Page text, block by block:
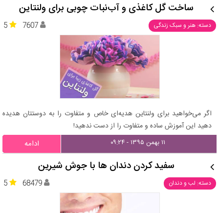
ساخت گل کاغذی و آب‌نبات چوبی برای ولنتاین
دسته: هنر و سبک زندگی 5 7607
اگر می‌خواهید برای ولنتاین هدیه‌ای خاص و متفاوت را به دوستتان هدیده
دهید این آموزش ساده و متفاوت را از دست ندهید!
۱۱ بهمن ۱۳۹۵ - ۰۹:۲۴ ادامه
سفید کردن دندان‌ ها با جوش شیرین
دسته: لب و دندان 5 68479